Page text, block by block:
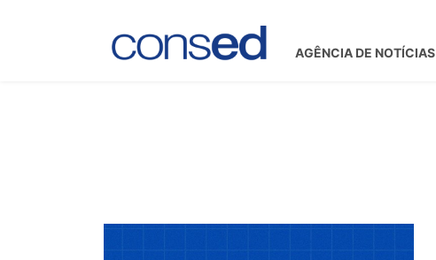
AGÊNCIA DE NOTÍCIAS